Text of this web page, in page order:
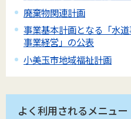
廃棄物関連計画
事業基本計画となる「水
事業経営」の公表
小美玉市地域福祉計画
よく利用されるメニュー